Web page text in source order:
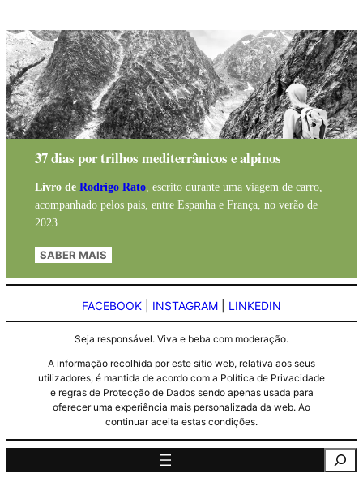
37 dias por trilhos mediterrânicos e alpinos
Livro de Rodrigo Rato, escrito durante uma viagem de carro,
acompanhado pelos pais, entre Espanha e França, no verão de
2023.
SABER MAIS
FACEBOOK INSTAGRAM LINKEDIN
Seja responsável. Viva e beba com moderação.
A informação recolhida por este sitio web, relativa aos seus
utilizadores, é mantida de acordo com a Política de Privacidade
e regras de Protecção de Dados sendo apenas usada para
oferecer uma experiência mais personalizada da web. Ao
continuar aceita estas condições.